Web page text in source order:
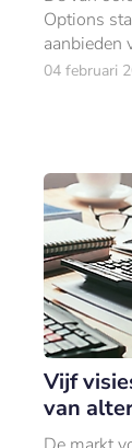
Options
aanbieden
voor
04 februari
Vijf
van